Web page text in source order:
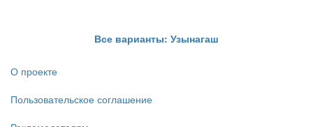
Все варианты: Узынагаш
О проекте
Пользовательское соглашение